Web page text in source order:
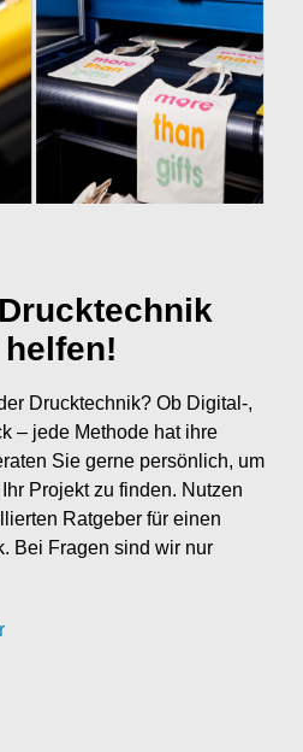
Drucktechnik? Ob Digital-,
– jede Methode hat ihre
Sie gerne persönlich, um
Projekt zu finden. Nutzen
Ratgeber für einen
Bei Fragen sind wir nur